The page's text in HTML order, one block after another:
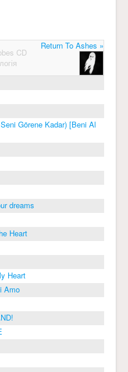
CD
Return To Ashes »
Görene Kadar) [Beni Al
dreams
Heart
Heart
Amo